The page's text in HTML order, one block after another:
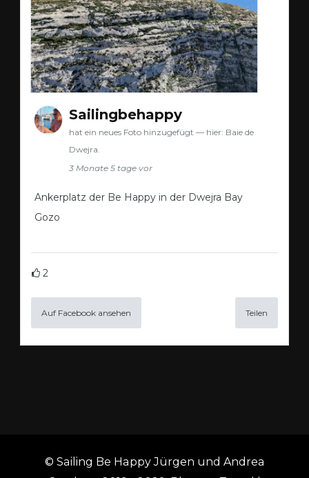
Sailingbehappy
hat ein neues Foto hinzugefügt — hier: Baie de
Dwejra.
3 Monate 5 tage vor
Ankerplatz der Be Happy in der Dwejra Bay
Gozo
2
Auf Facebook ansehen Teilen
© Sailing Be Happy Jürgen und Andrea